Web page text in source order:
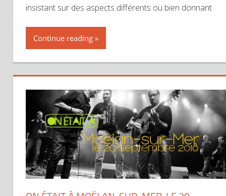
insistant sur des aspects différents ou bien donnant
Continue reading